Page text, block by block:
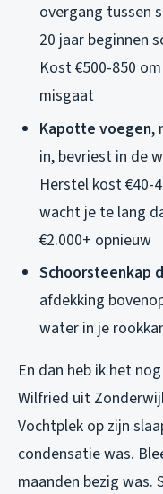
overgang tussen
20 jaar beginnen
Kost €500-850
misgaat
Kapotte voegen,
in, bevriest in de
Herstel kost €40-
wacht je te lang
€2.000+ opnieuw
Schoorsteenkap
afdekking
water in je
En dan heb ik het
Wilfried uit
Vochtplek op zijn
condensatie was.
maanden bezig was.